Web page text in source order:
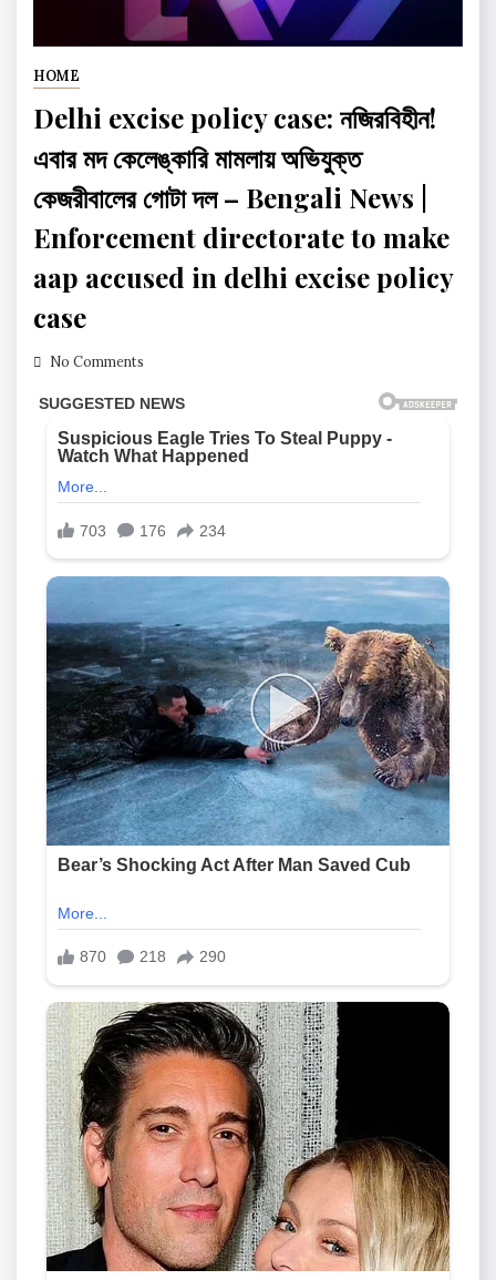
HOME
Delhi excise policy case: নজিরবিহীন!
এবার মদ কেলেঙ্কারি মামলায় অভিযুক্ত
কেজরীবালের গোটা দল – Bengali News |
Enforcement directorate to make
aap accused in delhi excise policy
case
No Comments